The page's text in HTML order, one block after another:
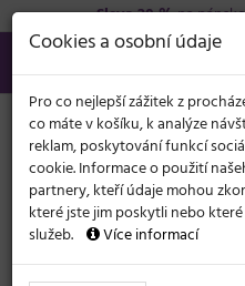
Sleva 20 %na
566 440 099
Po−pá: 8−17
Vše o nákupu
KATEGORIE
MENU
Elektronika Fény Pro
Cookies a osobní údaje
Pro co nejlepší zážitek z
co máte v košíku, k analýze
reklam, poskytování funkcí
cookie. Informace o použití
partnery, kteří údaje mohou
které jste jim poskytli nebo
služeb.
Více informací